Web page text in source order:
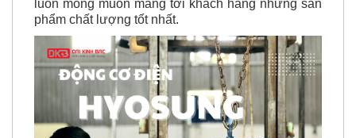
điện 7.5kwqua bài viết này nhé, chúng tôi luôn
luôn mong muốn mang tới khách hàng những sản
phẩm chất lượng tốt nhất.